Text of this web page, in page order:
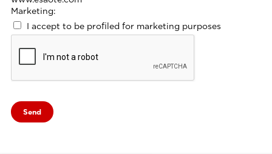
Marketing:
I accept to be profiled for marketing purposes